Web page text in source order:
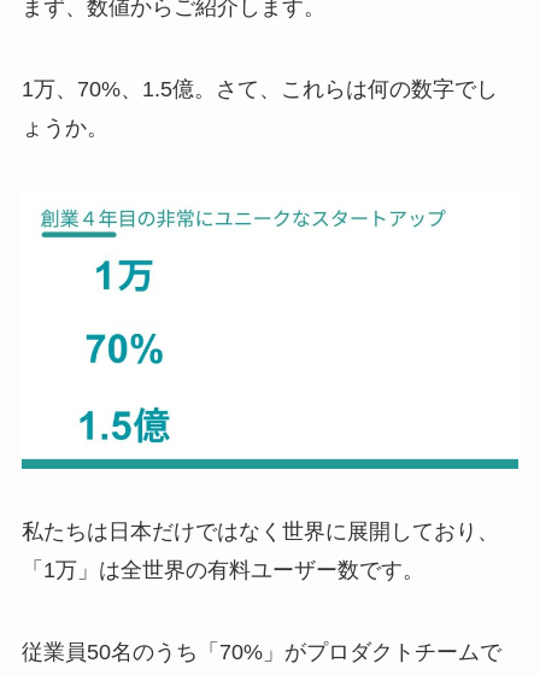
まず、数値からご紹介します。
1万、70%、1.5億。さて、これらは何の数字でし
ょうか。
私たちは日本だけではなく世界に展開しており、
「1万」は全世界の有料ユーザー数です。
従業員50名のうち「70%」がプロダクトチームで